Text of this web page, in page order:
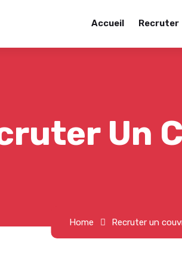
Accueil Recruter
Un
Home Recruter un